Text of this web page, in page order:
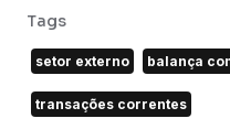
Tags
setor externo balança
transações correntes